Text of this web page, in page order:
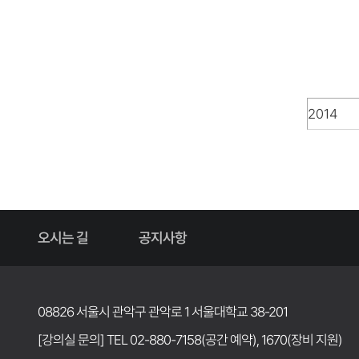
오시는 길 공지사항
08826 서울시 관악구 관악로 1 서울대학교 38-201
[강의실 문의] TEL 02-880-7158(공간 예약), 1670(장비 지원)